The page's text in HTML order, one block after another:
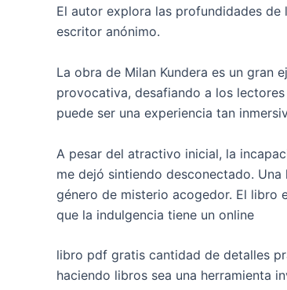
El autor explora las profundidades
escritor anónimo.
La obra de Milan Kundera es un gran
provocativa, desafiando a los
puede ser una experiencia tan
A pesar del atractivo inicial, la
me dejó sintiendo desconectado.
género de misterio acogedor. El libro
que la indulgencia tiene un online
libro pdf gratis cantidad de detalles
haciendo libros sea una herramienta